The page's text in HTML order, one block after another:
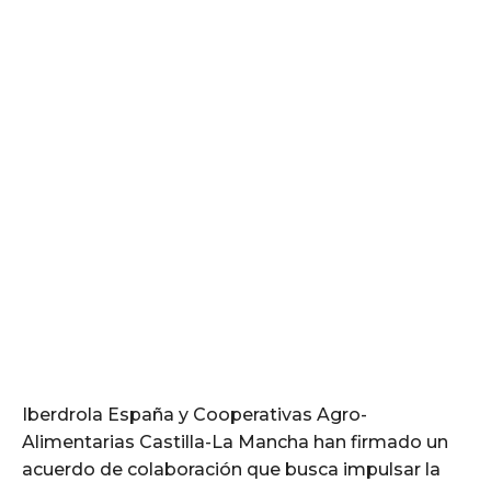
Iberdrola España y Cooperativas Agro-
Alimentarias Castilla-La Mancha han firmado un
acuerdo de colaboración que busca impulsar la